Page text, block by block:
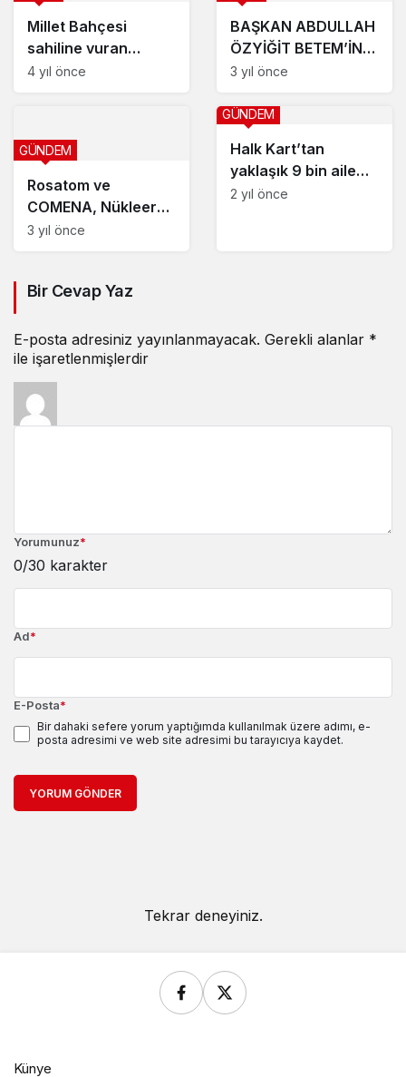
Millet Bahçesi
sahiline vuran
atıklar toplandı
4 yıl önce
BAŞKAN ABDULLAH
ÖZYİĞİT BETEM’İN
İNŞAATINI İNCELEDİ
3 yıl önce
Rosatom ve
COMENA, Nükleer
Tıpta İş Birliği
GÜNDEM
3 yıl önce
Halk Kart’tan
yaklaşık 9 bin aile
faydalanıyor
GÜNDEM
2 yıl önce
Bir Cevap Yaz
E-posta adresiniz yayınlanmayacak. Gerekli alanlar *
ile işaretlenmişlerdir
Yorumunuz*
0/30 karakter
Ad*
E-Posta*
Bir dahaki sefere yorum yaptığımda kullanılmak üzere adımı, e-
posta adresimi ve web site adresimi bu tarayıcıya kaydet.
YORUM GÖNDER
Tekrar deneyiniz.
Künye